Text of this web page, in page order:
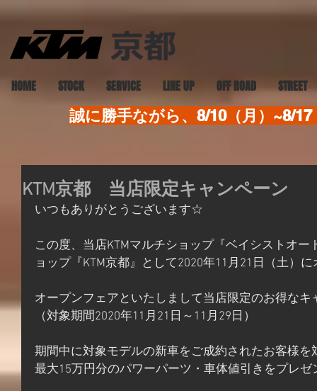
HOME STOCK SERVICE LINE UP OFF ROAD STREET
誠に勝手ながら、8/10（月）~8/
KTM京都 当店限定キャンペーン
いつもありがとうございます☆
この度、当店KTMマルチショップ『ベイシストオー
ョップ『KTM京都』として2020年11月21日（土）
オープンフェアといたしまして当店限定のお得な
（対象期間2020年11月21日～11月29日）
期間中に対象モデルの新車をご成約されたお客様を
最大15万円分のパワーパーツ・車体値引きをプレゼ